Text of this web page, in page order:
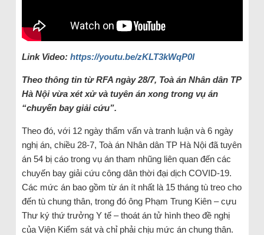
Link Video: https://youtu.be/zKLT3kWqP0I
Theo thông tin từ RFA ngày 28/7, Toà án Nhân dân TP
Hà Nội vừa xét xử và tuyên án xong trong vụ án
“chuyến bay giải cứu”.
Theo đó, với 12 ngày thẩm vấn và tranh luận và 6 ngày
nghị án, chiều 28-7, Toà án Nhân dân TP Hà Nội đã tuyên
án 54 bị cáo trong vụ án tham nhũng liên quan đến các
chuyến bay giải cứu công dân thời đại dịch COVID-19.
Các mức án bao gồm từ án ít nhất là 15 tháng tù treo cho
đến tù chung thân, trong đó ông Phạm Trung Kiên – cựu
Thư ký thứ trưởng Y tế – thoát án tử hình theo đề nghị
của Viện Kiểm sát và chỉ phải chịu mức án chung thân.